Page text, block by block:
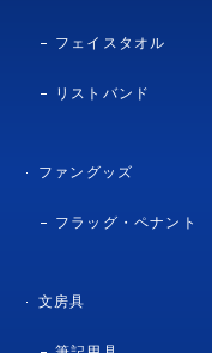
フェイスタオル
リストバンド
ファングッズ
フラッグ・ペナント
文房具